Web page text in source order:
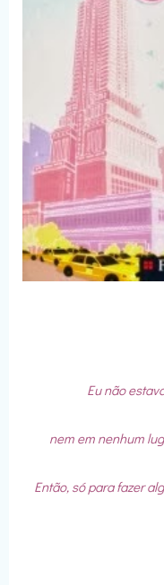
Eu não
nem em nenhum
Então, só para fazer